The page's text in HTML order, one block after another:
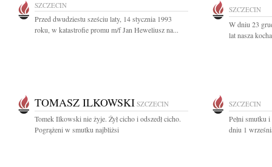
SZCZECIN
Przed dwudziestu sześciu laty, 14 stycznia 1993
roku, w katastrofie promu m/f Jan Heweliusz na...
SZCZECIN
W dniu 23
lat nasza
TOMASZ ILKOWSKI SZCZECIN
Tomek Ilkowski nie żyje. Żył cicho i odszedł cicho.
Pogrążeni w smutku najbliżsi
SZCZECIN
Pełni smutku
dniu 1